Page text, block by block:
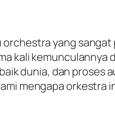
yang sangat
kali kemunculannya
dunia, dan proses
mengapa orkestra